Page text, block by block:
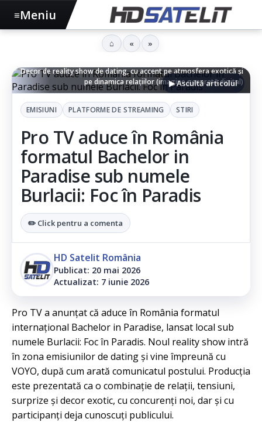
Decor de reality show de dating, cu accent pe atmosfera exotică și
pe dinamica relațiilor (imagine generată digital)
▶ Ascultă articolul
EMISIUNI PLATFORME DE STREAMING STIRI
Pro TV aduce în România
formatul Bachelor in
Paradise sub numele
Burlacii: Foc în Paradis
✏️ Click pentru a comenta
HD Satelit România
Publicat: 20 mai 2026
Actualizat: 7 iunie 2026
Pro TV a anunțat că aduce în România formatul
internațional Bachelor in Paradise, lansat local sub
numele Burlacii: Foc în Paradis. Noul reality show intră
în zona emisiunilor de dating și vine împreună cu
VOYO, după cum arată comunicatul postului. Producția
este prezentată ca o combinație de relații, tensiuni,
surprize și decor exotic, cu concurenți noi, dar și cu
participanți deja cunoscuți publicului.
≡Meniu
⌂ « »